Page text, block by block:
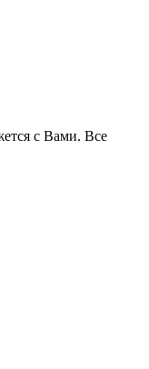
с Вами. Все